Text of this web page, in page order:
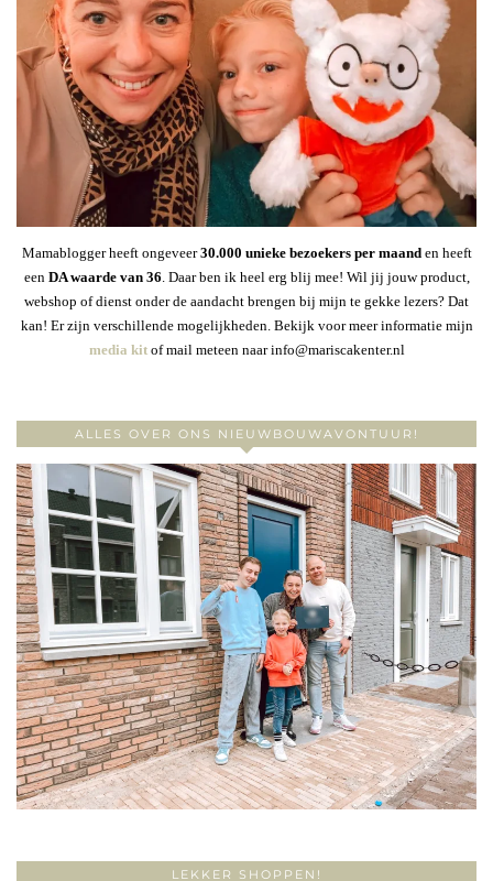
Mamablogger heeft ongeveer30.000 unieke bezoekers per maanden heeft
een DA waarde van 36. Daar ben ik heel erg blij mee! Wil jij jouw product,
webshop of dienst onder de aandacht brengen bij mijn te gekke lezers? Dat
kan! Er zijn verschillende mogelijkheden. Bekijk voor meer informatie mijn
media kitof mail meteen naar info@mariscakenter.nl
ALLES OVER ONS NIEUWBOUWAVONTUUR!
LEKKER SHOPPEN!